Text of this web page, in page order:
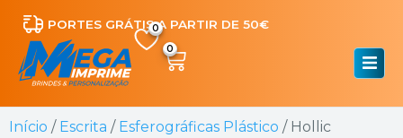
PORTES GRÁTIS A PARTIR DE 50€
0
Início / Escrita / Esferográficas Plástico / Hollic